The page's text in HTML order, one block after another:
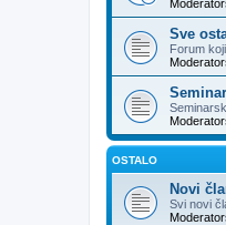
Sve
Forum
OSTALO
Novi
Svi novi